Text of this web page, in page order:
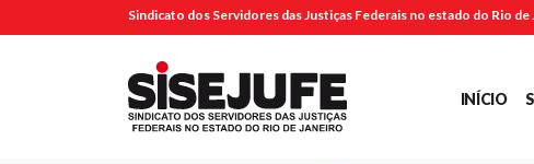
Sindicato dos Servidores das Justiças Federais no estado do Rio de
INÍCIO